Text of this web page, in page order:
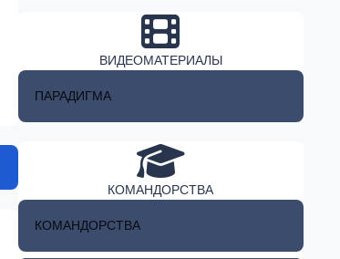
stats
ВИДЕОМАТЕРИАЛЫ
ПАРАДИГМА
КОМАНДОРСТВА
КОМАНДОРСТВА